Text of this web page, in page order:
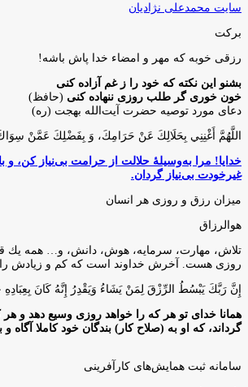
سایت محمدعلی نژادیان
برکت
رزقی خوبه كه مهر و امضاء خدا پاش باشه!
بشنو این نکته که خود را ز غم آزاده کنی
خون خوری گر طلب روزی ننهاده کنی (حافظ)
دعای مورد توصیه حضرت آیت‌الله بهجت (ره)
اللَّهُمَّ أَغْنِنِي بِحَلَالِكَ عَنْ حَرَامِكَ، وَ بِفَضْلِكَ عَمَّنْ
خدایا! مرا به‌وسیلۀ حلالت از حرامت بی‌نیاز کن،
غیرخودت بی‌نیاز گردان.
میزان رزق و روزی هر انسان
هوالرزاق
تلاش، مهارت، سرمايه، هوش، دانش، و… همه يك
روزى هست. آخرش خداوند است كه كم و زيادش را
إِنَّ رَبَّكَ يَبْسُطُ الرِّزْقَ لِمَنْ يَشَاءُ وَيَقْدِرُ إِنَّهُ كَانَ بِعِبَادِهِ
همانا خدای تو هر که را خواهد روزی وسیع دهد و
گرداند، که او به (صلاح کار) بندگان خود کاملا آگاه
سامانه ثبت همایش‌های کارآفرینی